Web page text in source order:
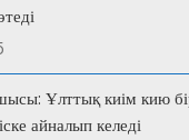
Ұлттық киім кию
айналып келеді